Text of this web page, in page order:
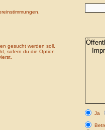
gesucht werden soll.
sofern du die Option
Ja